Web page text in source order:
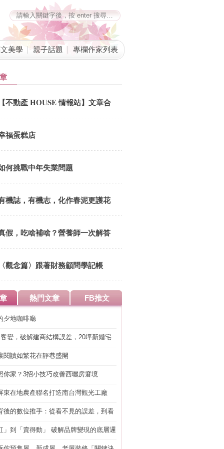
美學 親子話題 專欄作家列表
【不動產 HOUSE 情報站】文章合
公告
福蛋糕店
何挑戰中年失業問題
機誌，有機志，化作春泥更護花
鳳招 總編追思會5.18(六) 12:00-
假，吃啥補啥？營養師一次解答
〈觀念篇〉跟著財務顧問學記帳
熱門文章 FB推文
夕地咖啡廳
變，破解建商結構誤差，20坪新婚宅
閱讀如繁花在靜巷盛開
你家？3招小技巧改善西曬房窘境
東在地農產聯名打造南台灣觀光工廠
後的數位推手：從看不見的誤差，到看
」到「賣得動」 破解品牌變現的底層邏